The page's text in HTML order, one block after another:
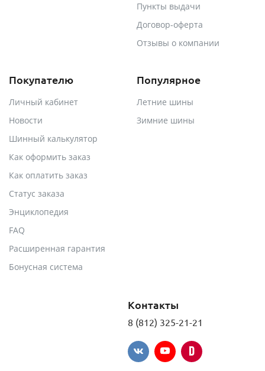
Пункты выдачи
Договор-оферта
Отзывы о компании
Покупателю
Личный кабинет
Новости
Шинный калькулятор
Как оформить заказ
Как оплатить заказ
Статус заказа
Энциклопедия
FAQ
Расширенная гарантия
Бонусная система
Популярное
Летние шины
Зимние шины
Контакты
8 (812) 325-21-21